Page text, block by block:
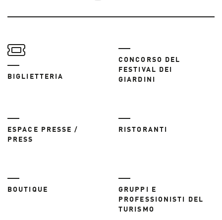
BIGLIETTERIA
CONCORSO DEL
FESTIVAL DEI
GIARDINI
ESPACE PRESSE /
PRESS
RISTORANTI
BOUTIQUE
GRUPPI E
PROFESSIONISTI DEL
TURISMO